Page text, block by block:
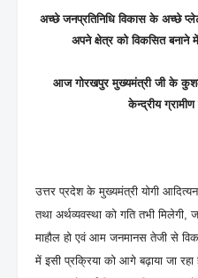
अच्छे जनप्रतिनिधि विकास के अच्छे
अपने क्षेत्र को विकसित बनाने
आज गोरखपुर मुख्यमंत्री जी के
केन्द्रीय ग्रामीण
उत्तर प्रदेश के मुख्यमंत्री योगी
तथा अर्थव्यवस्था को गति तभी मिलेगी,
माहौल हो एवं आम जनमानस तेजी से
में इसी प्रक्रिया को आगे बढ़ाया जा